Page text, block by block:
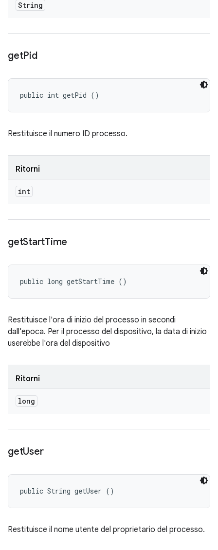
String
getPid
public int getPid ()
Restituisce il numero ID processo.
Ritorni
int
getStartTime
public long getStartTime ()
Restituisce l'ora di inizio del processo in secondi
dall'epoca. Per il processo del dispositivo, la data di inizio
userebbe l'ora del dispositivo
Ritorni
long
getUser
public String getUser ()
Restituisce il nome utente del proprietario del processo.